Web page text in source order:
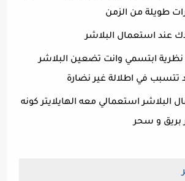
طويلة من الزمن
عند استعمال البلاشر
ابتسمي وانت تضعين البلاشر
تتسبب في اطلالة غير نضارة
البلاشر استعمالي معه الهايلايتر كونه
بريق و سحر